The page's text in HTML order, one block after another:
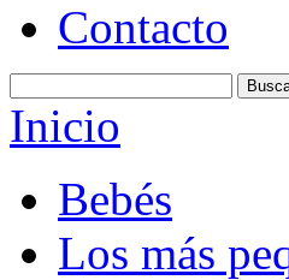
Contacto
Inicio
Bebés
Los más